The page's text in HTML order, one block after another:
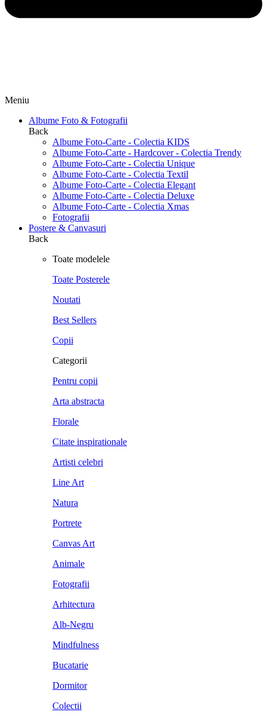
Meniu
Albume Foto & Fotografii
Back
Albume Foto-Carte - Colectia KIDS
Albume Foto-Carte - Hardcover - Colectia Trendy
Albume Foto-Carte - Colectia Unique
Albume Foto-Carte - Colectia Textil
Albume Foto-Carte - Colectia Elegant
Albume Foto-Carte - Colectia Deluxe
Albume Foto-Carte - Colectia Xmas
Fotografii
Postere & Canvasuri
Back
Toate modelele
Toate Posterele
Noutati
Best Sellers
Copii
Categorii
Pentru copii
Arta abstracta
Florale
Citate inspirationale
Artisti celebri
Line Art
Natura
Portrete
Canvas Art
Animale
Fotografii
Arhitectura
Alb-Negru
Mindfulness
Bucatarie
Dormitor
Colectii